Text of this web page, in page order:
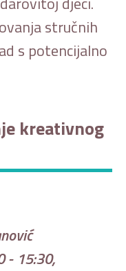
stručnih
s potencijalno
kreativnog
- 15:30,